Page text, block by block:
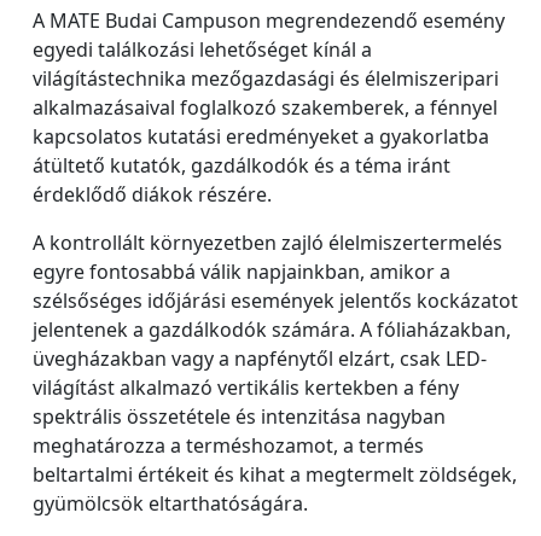
A MATE Budai Campuson megrendezendő esemény
egyedi találkozási lehetőséget kínál a
világítástechnika mezőgazdasági és élelmiszeripari
alkalmazásaival foglalkozó szakemberek, a fénnyel
kapcsolatos kutatási eredményeket a gyakorlatba
átültető kutatók, gazdálkodók és a téma iránt
érdeklődő diákok részére.
A kontrollált környezetben zajló élelmiszertermelés
egyre fontosabbá válik napjainkban, amikor a
szélsőséges időjárási események jelentős kockázatot
jelentenek a gazdálkodók számára. A fóliaházakban,
üvegházakban vagy a napfénytől elzárt, csak LED-
világítást alkalmazó vertikális kertekben a fény
spektrális összetétele és intenzitása nagyban
meghatározza a terméshozamot, a termés
beltartalmi értékeit és kihat a megtermelt zöldségek,
gyümölcsök eltarthatóságára.